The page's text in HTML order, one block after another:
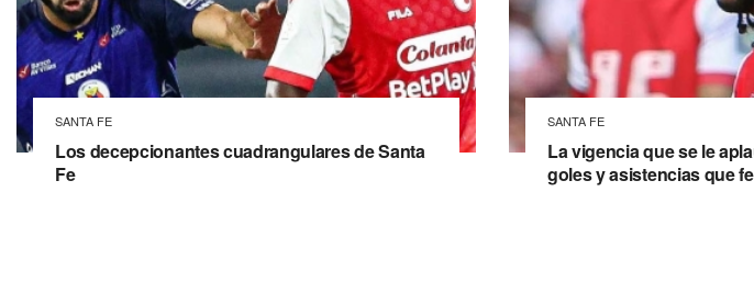
SANTA FE
Los decepcionantes cuadrangulares de Santa
Fe
SANTA FE
La vigencia que se le
goles y asistencias que